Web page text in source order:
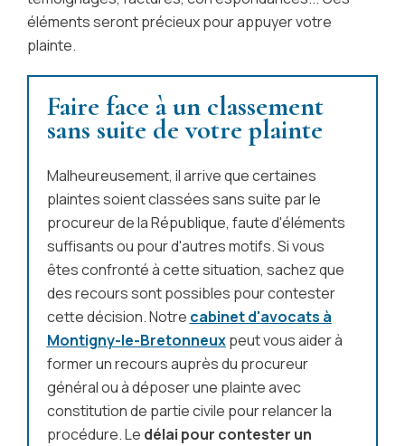
éléments seront précieux pour appuyer votre
plainte.
Faire face à un classement
sans suite de votre plainte
Malheureusement, il arrive que certaines
plaintes soient classées sans suite par le
procureur de la République, faute d'éléments
suffisants ou pour d'autres motifs. Si vous
êtes confronté à cette situation, sachez que
des recours sont possibles pourcontester
cette décision. Notre cabinet d'avocats à
Montigny-le-Bretonneuxpeut vous aider à
former un recours auprès du procureur
général ou à déposer une plainte avec
constitution de partie civile pour relancer la
procédure. Le délai pour contester un